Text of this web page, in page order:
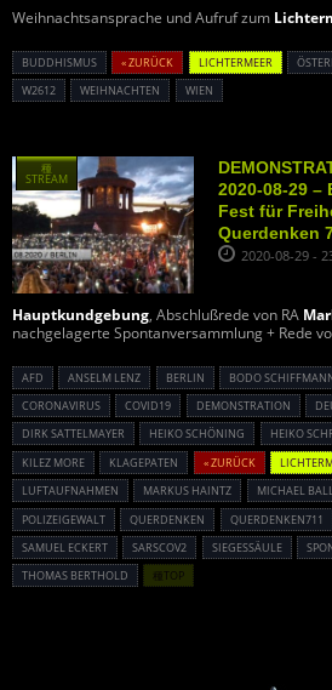
Weihnachtsansprache und Aufruf zum
BUDDHISMUS « ZURÜCK LICHTERMEER
W2612
WEIHNACHTEN WIEN
2020-08-29
Fest für
Querdenken
2020-08-29 -
Hauptkundgebung, Abschlußrede von RA
nachgelagerte Spontanversammlung + Rede
AFD ANSELM LENZ BERLIN BODO
CORONAVIRUS
COVID19 DEMONSTRATION
DIRK SATTELMAYER
HEIKO SCHÖNING HEIKO
KILEZ MORE
KLAGEPATEN « ZURÜCK
LUFTAUFNAHMEN
MARKUS HAINTZ MICHAEL
POLIZEIGEWALT
QUERDENKEN QUERDENKEN711
SAMUEL ECKERT
SARSCOV2 SIEGESSÄULE
THOMAS BERTHOLD
種
STREAM
種TOP